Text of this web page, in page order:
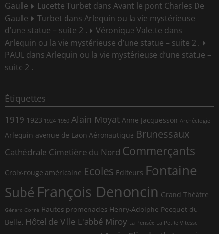
Gaulle
Lucette Turbet dans Avant le pont Charles De
Gaulle
Turbet dans Arlequin ou la vie mystérieuse
d’une statue – suite 2 .
Véronique Valette dans
Arlequin ou la vie mystérieuse d’une statue – suite 2 .
PAUL dans Arlequin ou la vie mystérieuse d’une statue –
suite 2 .
Étiquettes
1919 1923 1924 1950 Alain Moyat Anne Jacquesson Archéologie
Arlequin avenue de Laon Aéronautique Brunessaux
Cathédrale Cimetière du Nord Commerçants
Croix-rouge américaine Ecoles Editeurs Fontaine
Subé François Denoncin Grand Théâtre
Gérard Corré Hautes promenades Henry-Adolphe Pecquet du
Bellet Hôtel de Ville L'abbé Miroy La Pensée La Petite Vitesse